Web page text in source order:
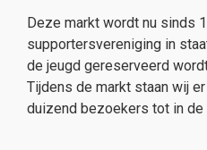
Deze markt wordt nu sinds
supportersvereniging in
de jeugd gereserveerd
Tijdens de markt staan wij
duizend bezoekers tot in de